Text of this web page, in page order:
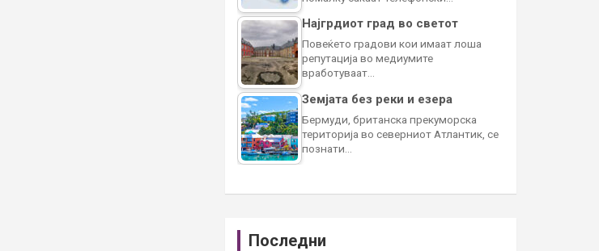
Најгрдиот град во светот
Повеќето градови кои имаат лоша
репутација во медиумите
вработуваат…
Земјата без реки и езера
Бермуди, британска прекуморска
територија во северниот Атлантик, се
познати…
Последни